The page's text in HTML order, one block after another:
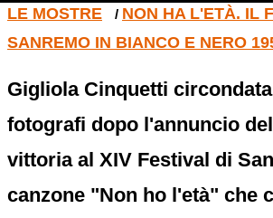
LE MOSTRE / NON HA L'ETÀ. IL
SANREMO IN BIANCO E NERO
Gigliola Cinquetti
fotografi dopo l'annuncio
vittoria al XIV Festival di
canzone "Non ho l'età" che